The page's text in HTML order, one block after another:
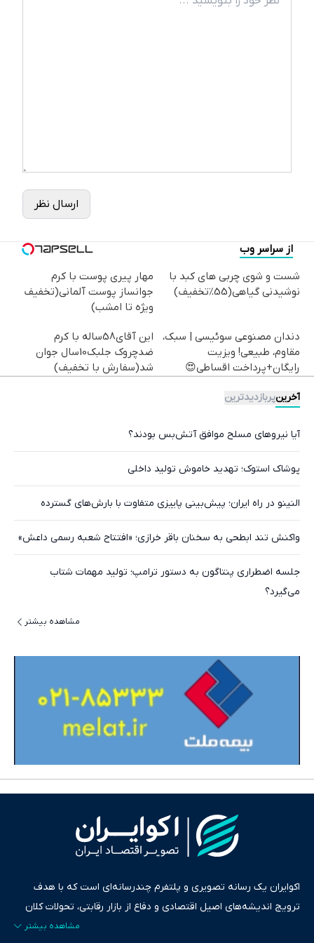
ارسال نظر
از سراسر وب
شست و شوی چربی های کبد با
نوشیدنی گیاهی(55%تخفیف)
مهار پیری پوست با کرم
جوانساز پوست آلمانی(تخفیف
ویژه تا امشب)
دندان مصنوعی سوئیسی | سبک،
مقاوم، طبیعی! ویزیت
رایگان+پرداخت اقساطی😍
این آقای58ساله با کرم
ضدچروک جلبک10سال جوان
شد(سفارش با تخفیف)
آخرینپربازدیدترین
آیا نیروهای مسلح موافق آتش‌بس بودند؟
پوشاک استوک؛ تهدید خاموش تولید داخلی
النینو در راه ایران؛ پیش‌بینی پاییزی متفاوت با بارش‌های گسترده
واکنش تند ابطحی به سخنان باقر خرازی؛ «افتتاح شعبه رسمی داعش»
جلسه اضطراری پنتاگون به دستور ترامپ؛ تولید مهمات شتاب
می‌گیرد؟
مشاهده بیشتر
اکوایران یک رسانه تصویری و پلتفرم چندرسانه‌ای است که با هدف
ترویج اندیشه‌های اصیل اقتصادی و دفاع از بازار رقابتی، تحولات کلان
ایران و جهان را در قالب‌های ویدیو، پادکست، متن و گزارش‌های تحلیلی